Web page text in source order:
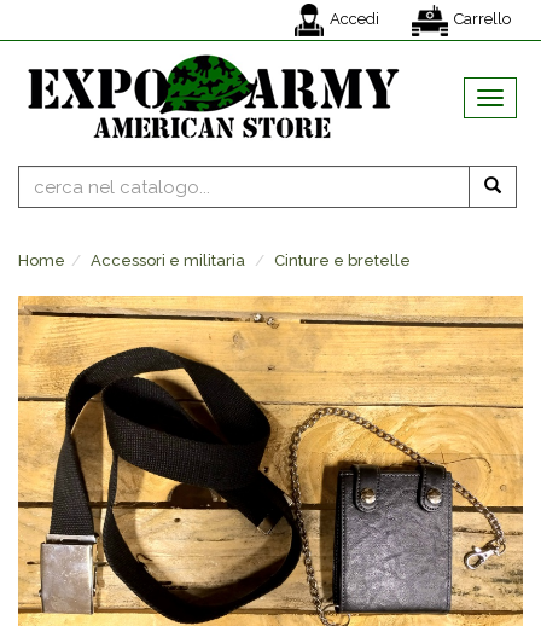
Accedi Carrello
MENU
Home Accessori e militaria Cinture e bretelle